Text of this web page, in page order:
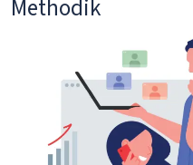
Methodik